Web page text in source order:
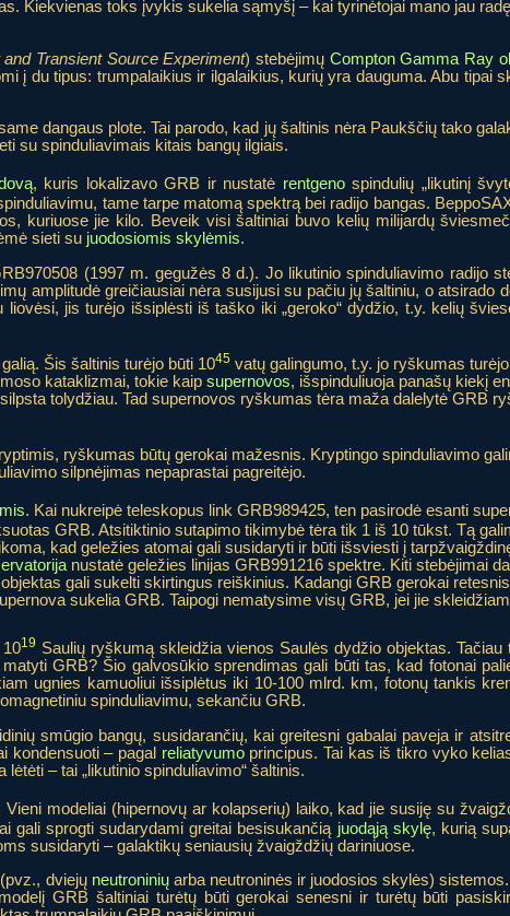
Kiekvienas toks įvykis sukelia sąmyšį – kai tyrinėtojai mano jau
and Transient Source Experiment) stebėjimų Compton Gamma Ray
į du tipus: trumpalaikius ir ilgalaikius, kurių yra dauguma. Abu tipai
dangaus plote. Tai parodo, kad jų šaltinis nėra Paukščių tako
su spinduliavimais kitais bangų ilgiais.
, kuris lokalizavo GRB ir nustatė rentgenospindulių „likutinį
tame tarpe matomą spektrą bei radijo bangas.
kuriuose jie kilo. Beveik visi šaltiniai buvo kelių milijardų
sieti su juodosiomis skylėmis.
(1997 m. gegužės 8 d.). Jo likutinio spinduliavimo radijo
amplitudė greičiausiai nėra susijusi su pačiu jų šaltiniu, o atsirado
jis turėjo išsiplėsti iš taško iki „geroko“ dydžio, t.y. kelių
Šis šaltinis turėjo būti 1045 vatų galingumo, t.y. jo ryškumas
kataklizmai, tokie kaip supernovos, išspinduliuoja panašų kiekį
tolydžiau. Tad supernovos ryškumas tėra maža dalelytė GRB
ryškumas būtų gerokai mažesnis. Kryptingo spinduliavimo
silpnėjimas nepaprastai pagreitėjo.
. Kai nukreipė teleskopus link GRB989425, ten pasirodė esanti
GRB. Atsitiktinio sutapimo tikimybė tėra tik 1 iš 10 tūkst. Tą
kad geležies atomai gali susidaryti ir būti išsviesti į
nustatė geležies linijas GRB991216 spektre. Kiti stebėjimai
gali sukelti skirtingus reiškinius. Kadangi GRB gerokai
sukelia GRB. Taipogi nematysime visų GRB, jei jie
19 Saulių ryškumą skleidžia vienos Saulės dydžio objektas.
GRB? Šio galvosūkio sprendimas gali būti tas, kad fotonai
ugnies kamuoliui išsiplėtus iki 10-100 mlrd. km, fotonų tankis
spinduliavimu, sekančiu GRB.
smūgio bangų, susidarančių, kai greitesni gabalai paveja ir
kondensuoti – pagal reliatyvumoprincipus. Tai kas iš tikro vyko
– tai „likutinio spinduliavimo“ šaltinis.
modeliai (hipernovų ar kolapserių) laiko, kad jie susiję su
gali sprogti sudarydami greitai besisukančią juodąją skylę, kurią
susidaryti – galaktikų seniausių žvaigždžių dariniuose.
dviejų neutroniniųarba neutroninės ir juodosios skylės)
GRB šaltiniai turėtų būti gerokai senesni ir turėtų būti